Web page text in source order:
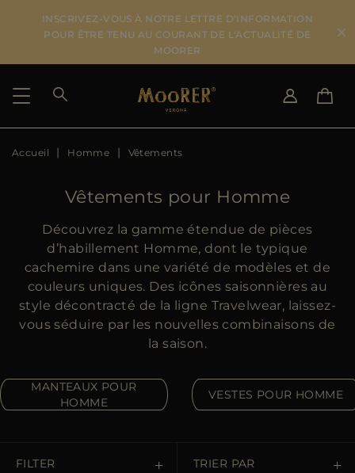
INSCRIVEZ-VOUS À NOTRE LETTRE D'INFORMATION
POUR ÊTRE TENU AU COURANT DE L'ACTUALITÉ DE
MOORER
PAYS DE LIVRAISON
DE
JP
GB
FR
Accueil Homme Vêtements
Vêtements pour Homme
Découvrez la gamme étendue de pièces
d’habillement Homme, dont le typique
cachemire dans une variété de modèles et de
couleurs uniques. Des icônes saisonnières au
style décontracté de la ligne Travelwear, laissez-
vous séduire par les nouvelles combinaisons de
la saison.
MANTEAUX POUR
HOMME
VESTES POUR HOMME
FILTER TRIER PAR